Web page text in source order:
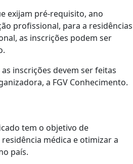
exijam pré-requisito, ano
profissional, para a residências
as inscrições podem ser
inscrições devem ser feitas
a FGV Conhecimento.
tem o objetivo de
médica e otimizar a
país.